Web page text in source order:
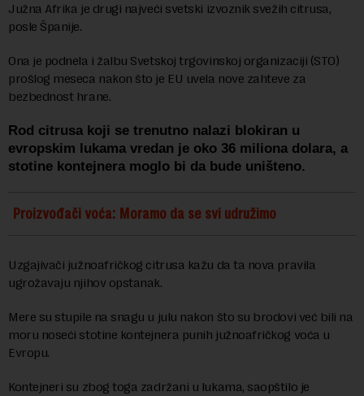
Južna Afrika je drugi najveći svetski izvoznik svežih citrusa,
posle Španije.
Ona je podnela i žalbu Svetskoj trgovinskoj organizaciji (STO)
prošlog meseca nakon što je EU uvela nove zahteve za
bezbednost hrane.
Rod citrusa koji se trenutno nalazi blokiran u
evropskim lukama vredan je oko 36 miliona dolara, a
stotine kontejnera moglo bi da bude uništeno.
Proizvođači voća: Moramo da se svi udružimo
Uzgajivači južnoafričkog citrusa kažu da ta nova pravila
ugrožavaju njihov opstanak.
Mere su stupile na snagu u julu nakon što su brodovi već bili na
moru noseći stotine kontejnera punih južnoafričkog voća u
Evropu.
Kontejneri su zbog toga zadržani u lukama, saopštilo je